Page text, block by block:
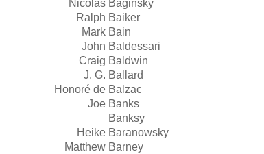
Nicolas Baginsky
Ralph Baiker
Mark Bain
John Baldessari
Craig Baldwin
J. G. Ballard
Honoré de Balzac
Joe Banks
Banksy
Heike Baranowsky
Matthew Barney